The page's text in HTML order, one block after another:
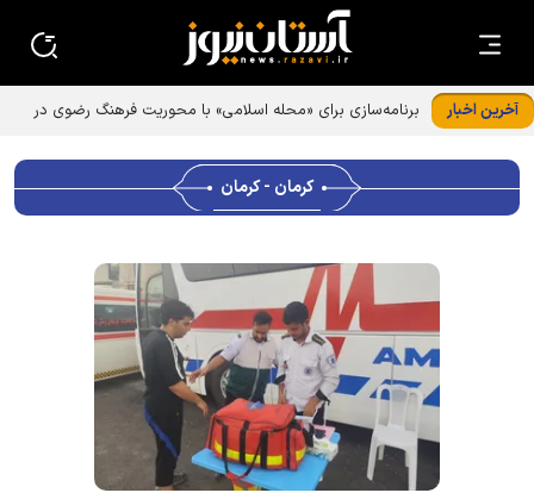
آخرین اخبار
کرمان - کرمان